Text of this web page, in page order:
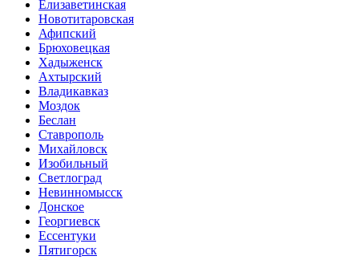
Елизаветинская
Новотитаровская
Афипский
Брюховецкая
Хадыженск
Ахтырский
Владикавказ
Моздок
Беслан
Ставрополь
Михайловск
Изобильный
Светлоград
Невинномысск
Донское
Георгиевск
Ессентуки
Пятигорск